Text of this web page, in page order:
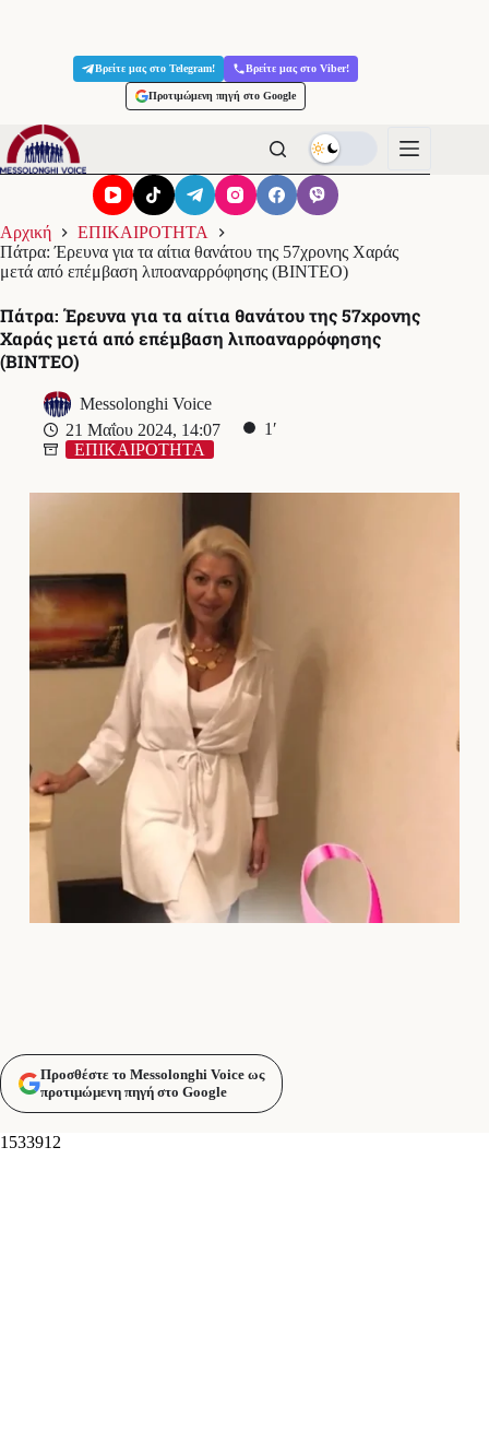
Βρείτε μας στο Telegram! Βρείτε μας στο Viber!
Προτιμώμενη πηγή στο Google
Αρχική
ΕΠΙΚΑΙΡΟΤΗΤΑ
Πάτρα: Έρευνα για τα αίτια θανάτου της 57χρονης Χαράς
μετά από επέμβαση λιποαναρρόφησης (ΒΙΝΤΕΟ)
Πάτρα: Έρευνα για τα αίτια θανάτου της 57χρονης
Χαράς μετά από επέμβαση λιποαναρρόφησης
(ΒΙΝΤΕΟ)
Messolonghi Voice
21 Μαΐου 2024, 14:07
1′
ΕΠΙΚΑΙΡΟΤΗΤΑ
Προσθέστε το Messolonghi Voice ως
προτιμώμενη πηγή στο Google